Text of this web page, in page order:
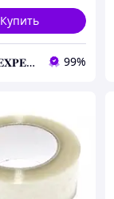
Купить
🔥𝐊𝐀𝐍𝐙𝐄𝐗𝐏𝐄𝐑𝐓.com.ua🔥 99%